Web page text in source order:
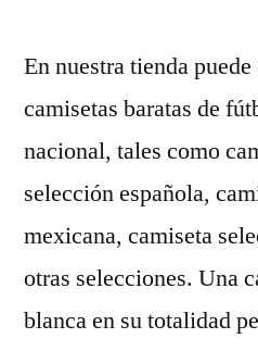
En nuestra tienda
camisetas baratas de
nacional, tales como
selección española,
mexicana, camiseta
otras selecciones. Una
blanca en su totalidad